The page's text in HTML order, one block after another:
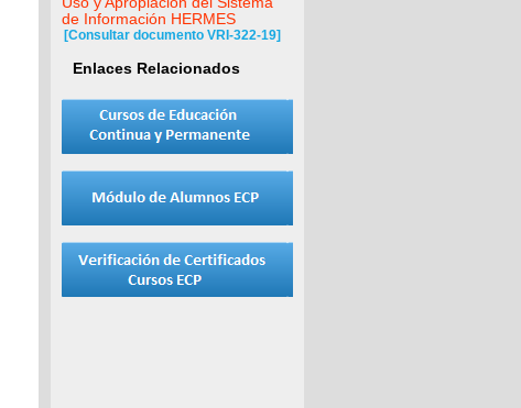
de Información HERMES
[Consultar documento VRI-322-19]
Enlaces Relacionados